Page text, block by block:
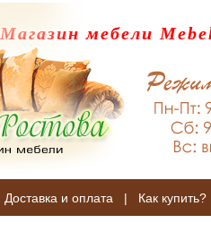
Магазин мебели
Доставка и оплата | Как купить?